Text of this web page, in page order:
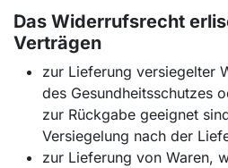
Das Widerrufsrecht
Verträgen
zur Lieferung versiegelter
des Gesundheitsschutzes
zur Rückgabe geeignet
Versiegelung nach der
zur Lieferung von Waren,